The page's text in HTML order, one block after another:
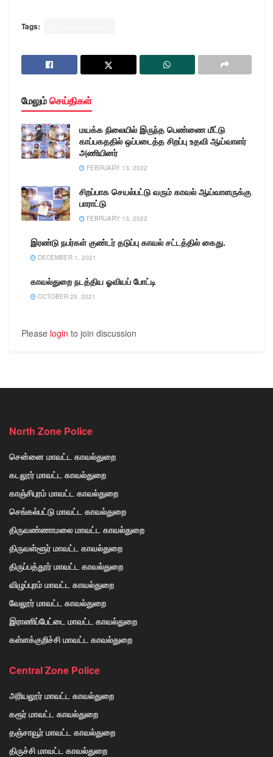
Tags:
மேலும்செய்திகள்
மயக்க நிலையில் இருந்த பெண்ணை மீட்டு
காப்பகததில் ஒப்படைத்த சிறப்பு உதவி ஆய்வாளர்
அணியினர்
FEBRUARY 13, 2022
சிறப்பாக செயல்பட்டு வரும் காவல் ஆய்வாளருக்கு
பாராட்டு
FEBRUARY 13, 2022
இரண்டு நபர்கள் குண்டர் தடுப்பு காவல் சட்டத்தில் கைது.
DECEMBER 1, 2021
காவல்துறை நடத்திய ஓவியப் போட்டி
OCTOBER 25, 2021
Please login to join discussion
North Zone Police
சென்னை மாவட்ட காவல்துறை
கடலூர் மாவட்ட காவல்துறை
காஞ்சிபுரம் மாவட்ட காவல்துறை
செங்கல்பட்டு மாவட்ட காவல்துறை
திருவண்ணாமலை மாவட்ட காவல்துறை
திருவள்ளூர் மாவட்ட காவல்துறை
திருப்பத்தூர் மாவட்ட காவல்துறை
விழுப்புரம் மாவட்ட காவல்துறை
வேலூர் மாவட்ட காவல்துறை
இராணிப்பேட்டை மாவட்ட காவல்துறை
கள்ளக்குறிச்சி மாவட்ட காவல்துறை
Central Zone Police
அரியலூர் மாவட்ட காவல்துறை
கரூர் மாவட்ட காவல்துறை
தஞ்சாவூர் மாவட்ட காவல்துறை
திருச்சி மாவட்ட காவல்துறை